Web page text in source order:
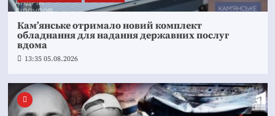
Кам’янське отримало новий комплект
обладнання для надання державних послуг
вдома
13:35 05.08.2026